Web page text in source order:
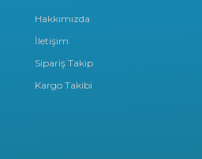
Hakkımızda
İletişim
Sipariş Takip
Kargo Takibi